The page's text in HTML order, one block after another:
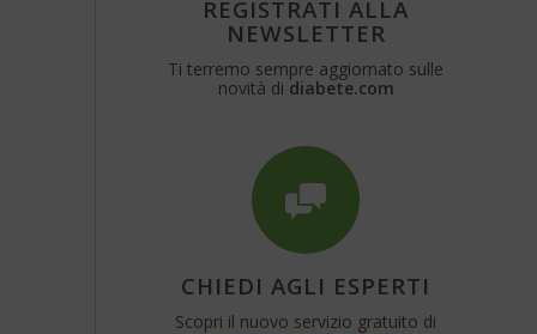
REGISTRATI ALLA
NEWSLETTER
Ti terremo sempre aggiornato sulle
novità di diabete.com
CHIEDI AGLI ESPERTI
Scopri il nuovo servizio gratuito di